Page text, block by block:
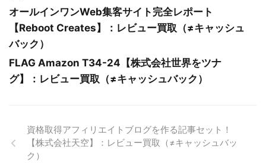
オールインワンWeb集客サイト完全レポート
【Reboot Creates】：レビュー買取（≠キャッシュ
バック）
FLAG Amazon T34-24【株式会社世界をツナ
グ】：レビュー買取（≠キャッシュバック）
資格取得アフィリエイトブログを作る記事セット！
【株式会社天空】：レビュー買取（≠キャッシュバッ
ク）